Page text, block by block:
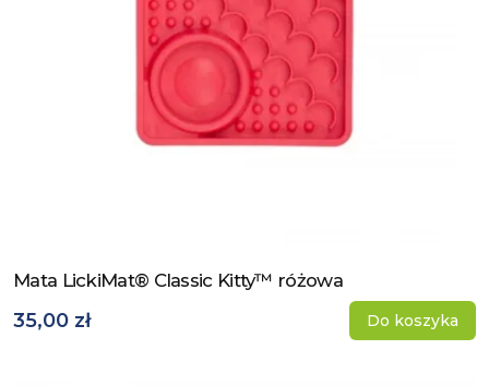
Zobacz produkt
Mata LickiMat® Classic Kitty™ różowa
35,00 zł Do koszyka